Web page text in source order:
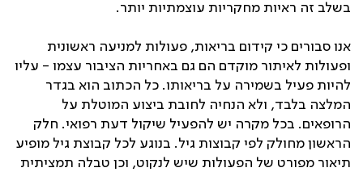
בשלב זה ראיות מחקריות עוצמתיות יותר.
אנו סבורים כי קידום בריאות, פעולות למניעה ראשונית
ופעולות לאיתור מוקדם הם גם באחריות הציבור עצמו - עליו
להיות פעיל בשמירה על בריאותו. כל הכתוב הוא בגדר
המלצה בלבד, ולא הנחיה לחובת ביצוע המוטלת על
הרופאים. בכל מקרה יש להפעיל שיקול דעת רפואי. חלק
הראשון מחולק לפי קבוצות גיל. בנוגע לכל קבוצת גיל מופיע
תיאור מפורט של הפעולות שיש לנקוט, וכן טבלה תמציתית